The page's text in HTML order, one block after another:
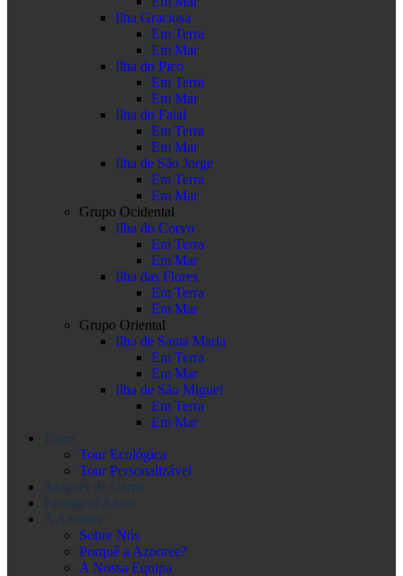
Ilha Graciosa
Em Terra
Em Mar
Ilha do Pico
Em Terra
Em Mar
Ilha do Faial
Em Terra
Em Mar
Ilha de São Jorge
Em Terra
Em Mar
Grupo Ocidental
Ilha do Corvo
Em Terra
Em Mar
Ilha das Flores
Em Terra
Em Mar
Grupo Oriental
Ilha de Santa Maria
Em Terra
Em Mar
Ilha de São Miguel
Em Terra
Em Mar
Tours
Tour Ecológica
Tour Personalizável
Aluguer de Carro
Passagem Aérea
A Azooree
Sobre Nós
Porquê a Azooree?
A Nossa Equipa